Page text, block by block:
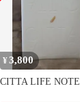
¥3,800
CITTA LIFE NOTE